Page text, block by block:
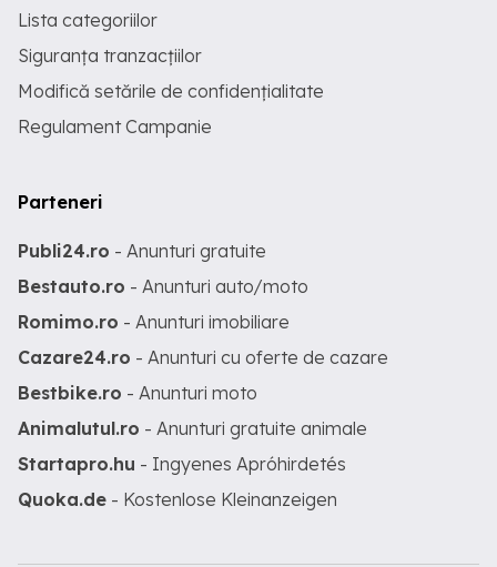
Lista categoriilor
Siguranța tranzacțiilor
Modifică setările de confidențialitate
Regulament Campanie
Parteneri
Publi24.ro - Anunturi gratuite
Bestauto.ro - Anunturi auto/moto
Romimo.ro - Anunturi imobiliare
Cazare24.ro - Anunturi cu oferte de cazare
Bestbike.ro - Anunturi moto
Animalutul.ro - Anunturi gratuite animale
Startapro.hu - Ingyenes Apróhirdetés
Quoka.de - Kostenlose Kleinanzeigen